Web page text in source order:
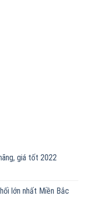
giá tốt 2022
lớn nhất Miền Bắc